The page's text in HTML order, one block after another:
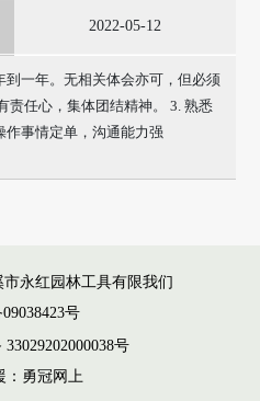
2022-05-12
到一年。无相关体会亦可，但必须
责任心，集体团结精神。 3. 熟悉
作事情定单，沟通能力强
永红园林工具有限我们
号
号
：勇冠网上